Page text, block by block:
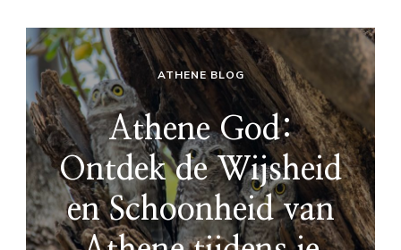
ATHENE BLOG
Athene God:
Ontdek de Wijsheid
en Schoonheid van